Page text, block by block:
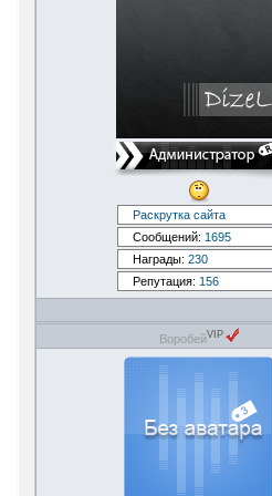
Раскрутка сайта
Сообщений: 1695
Награды: 230
Репутация: 156
ВоробейVIP